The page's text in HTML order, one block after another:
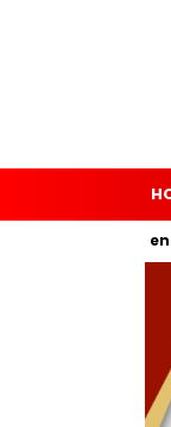
Manajemen